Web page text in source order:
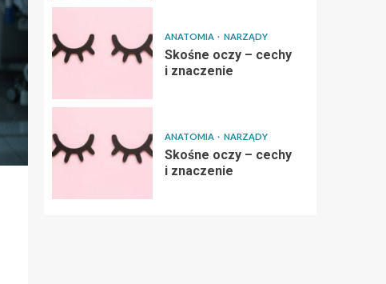
ANATOMIA NARZĄDY
Skośne oczy – cechy
i znaczenie
ANATOMIA NARZĄDY
Skośne oczy – cechy
i znaczenie